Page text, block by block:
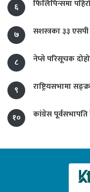
६ फिलिपिन्समा
७ सशस्त्रका ३३
८ नेप्से परिसूचक
९ राष्ट्रियसभामा
१० कांग्रेस